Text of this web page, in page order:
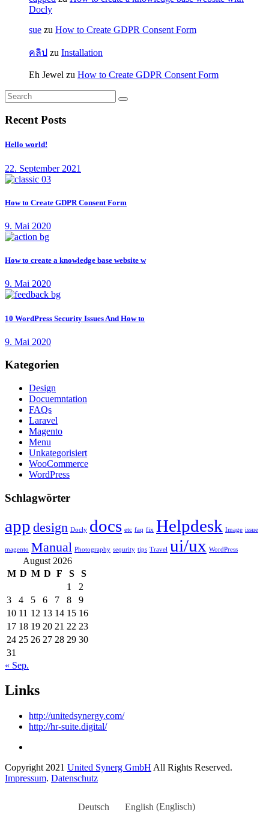
Docly
sue zu How to Create GDPR Consent Form
คลิป zu Installation
Eh Jewel zu How to Create GDPR Consent Form
Recent Posts
Hello world!
22. September 2021
How to Create GDPR Consent Form
9. Mai 2020
How to create a knowledge base website w
9. Mai 2020
10 WordPress Security Issues And How to
9. Mai 2020
Kategorien
Design
Docuemntation
FAQs
Laravel
Magento
Menu
Unkategorisiert
WooCommerce
WordPress
Schlagwörter
app design Docly docs etc faq fix Helpdesk Image issue
magento Manual Photography sequrity tips Travel ui/ux WordPress
August 2026
M D M D F S
S
1
2
3
4 5 6 7 8
9
10 11 12 13 14 15 16
17 18 19 20 21 22 23
24 25 26 27 28 29 30
31
« Sep.
Links
http://unitedsynergy.com/
http://hr-suite.digital/
Copyright 2021 United Synerg GmbH All Rights Reserved.
Impressum. Datenschutz
Deutsch English (Englisch)